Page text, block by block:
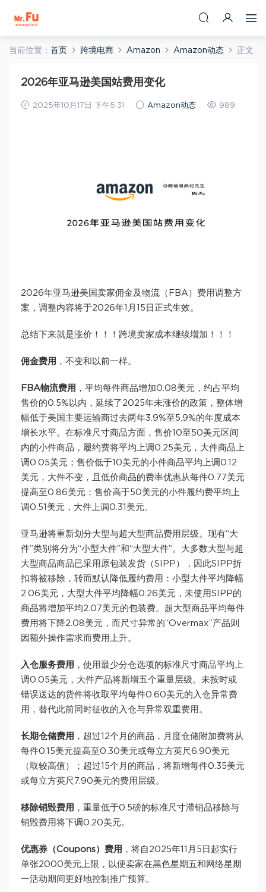
当前位置： 首页 跨境电商 Amazon Amazon动态 正文
2026年亚马逊美国站费用变化
2025年10月17日 下午5:31 Amazon动态 989
2026年亚马逊美国卖家佣金及物流（FBA）费用调整方
案，调整内容将于2026年1月15日正式生效。
总结下来就是涨价！！！跨境卖家成本继续增加！！！
佣金费用 ，不变和以前一样。
FBA物流费用 ，平均每件商品增加0.08美元，约占平均
售价的0.5%以内，延续了2025年未涨价的政策，整体增
幅低于美国主要运输商过去两年3.9%至5.9%的年度成本
增长水平。在标准尺寸商品方面，售价10至50美元区间
内的小件商品，履约费将平均上调0.25美元，大件商品上
调0.05美元；售价低于10美元的小件商品平均上调0.12
美元，大件不变，且低价商品的费率优惠从每件0.77美元
提高至0.86美元；售价高于50美元的小件履约费平均上
调0.51美元，大件上调0.31美元。
亚马逊将重新划分大型与超大型商品费用层级。现有“大
件”类别将分为“小型大件”和“大型大件”。大多数大型与超
大型商品商品已采用原包装发货（SIPP），因此SIPP折
扣将被移除，转而默认降低履约费用：小型大件平均降幅
2.06美元，大型大件平均降幅0.26美元，未使用SIPP的
商品将增加平均2.07美元的包装费。超大型商品平均每件
费用将下降2.08美元，而尺寸异常的“Overmax”产品则
因额外操作需求而费用上升。
入仓服务费用 ，使用最少分仓选项的标准尺寸商品平均上
调0.05美元，大件产品将新增五个重量层级。未按时或
错误送达的货件将收取平均每件0.60美元的入仓异常费
用，替代此前同时征收的入仓与异常双重费用。
长期仓储费用 ，超过12个月的商品，月度仓储附加费将从
每件0.15美元提高至0.30美元或每立方英尺6.90美元
（取较高值）；超过15个月的商品，将新增每件0.35美元
或每立方英尺7.90美元的费用层级。
移除销毁费用 ，重量低于0.5磅的标准尺寸滞销品移除与
销毁费用将下调0.20美元。
优惠券（Coupons）费用 ，将自2025年11月5日起实行
单张2000美元上限，以便卖家在黑色星期五和网络星期
一活动期间更好地控制推广预算。